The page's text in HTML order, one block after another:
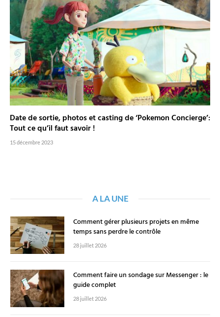
Date de sortie, photos et casting de ‘Pokemon Concierge’:
Tout ce qu’il faut savoir !
15 décembre 2023
A LA UNE
Comment gérer plusieurs projets en même
temps sans perdre le contrôle
28 juillet 2026
Comment faire un sondage sur Messenger : le
guide complet
28 juillet 2026